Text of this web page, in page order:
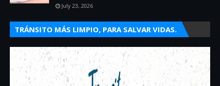
July 23, 2026
TRÁNSITO MÁS LIMPIO, PARA SALVAR VIDAS.